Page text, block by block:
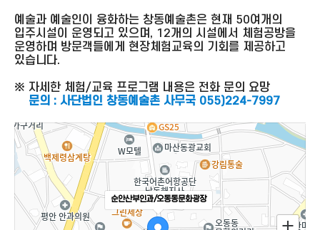
예술과 예술인이 융화하는 창동예술촌은 현재 50여개의
입주시설이 운영되고 있으며, 12개의 시설에서 체험공방을
운영하며 방문객들에게 현장체험교육의 기회를 제공하고
있습니다.
※ 자세한 체험/교육 프로그램 내용은 전화 문의 요망
문의 : 사단법인 창동예술촌 사무국 055)224-7997
순안산부인과/오동동문화광장